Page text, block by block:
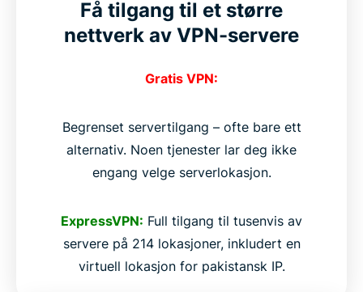
Få tilgang til et større
nettverk av VPN-servere
Gratis VPN:
Begrenset servertilgang – ofte bare ett
alternativ. Noen tjenester lar deg ikke
engang velge serverlokasjon.
ExpressVPN: Full tilgang til tusenvis av
servere på 214 lokasjoner, inkludert en
virtuell lokasjon for pakistansk IP.